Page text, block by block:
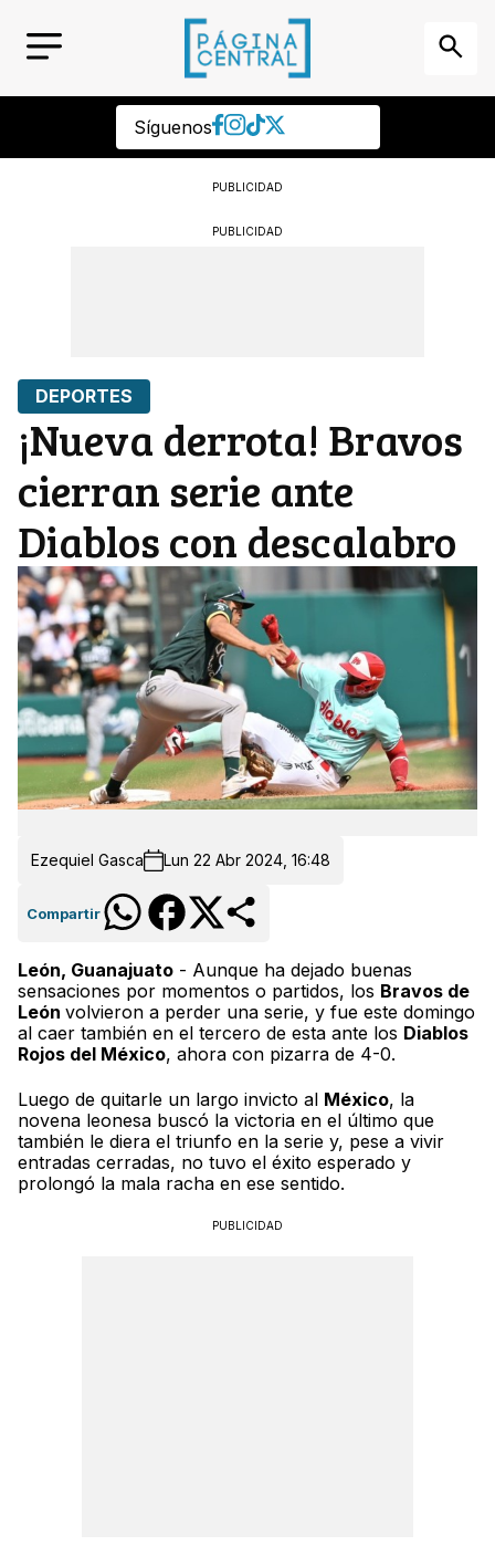
Síguenos
PUBLICIDAD
PUBLICIDAD
DEPORTES
¡Nueva derrota! Bravos
cierran serie ante
Diablos con descalabro
Ezequiel Gasca Lun 22 Abr 2024, 16:48
Compartir
León, Guanajuato - Aunque ha dejado buenas
sensaciones por momentos o partidos, los Bravos de
León volvieron a perder una serie, y fue este domingo
al caer también en el tercero de esta ante los Diablos
Rojos del México, ahora con pizarra de 4-0.
Luego de quitarle un largo invicto al México, la
novena leonesa buscó la victoria en el último que
también le diera el triunfo en la serie y, pese a vivir
entradas cerradas, no tuvo el éxito esperado y
prolongó la mala racha en ese sentido.
PUBLICIDAD